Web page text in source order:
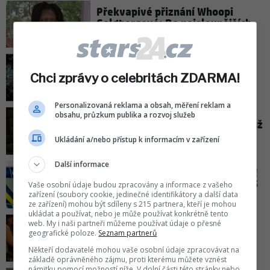
Překvapivé přiznání Whoopi
Goldbergové: Do nejslavnějších
rolí ji původně vůbec nechtěli!
Teploty se vrátí nad tropickou
Přiznání Jiřího Mádla: Malý syn už
si mohl poprvé zahrát ve filmu!
DNA pomohla objasnit pomníček!
Vražda v Karlíně se stala před 15
lety
Nedokázala jsem to! Princezna
Kate opět zavzpomínala na boj s
rakovinou
Chci zprávy o celebritách ZDARMA!
Personalizovaná reklama a obsah, měření reklam a
obsahu, průzkum publika a rozvoj služeb
Ukládání a/nebo přístup k informacím v zařízení
Další informace
Vaše osobní údaje budou zpracovány a informace z vašeho
zařízení (soubory cookie, jedinečné identifikátory a další data
ze zařízení) mohou být sdíleny s 215 partnera, kteří je mohou
ukládat a používat, nebo je může používat konkrétně tento
web. My i naši partneři můžeme používat údaje o přesné
geografické poloze. Seznam partnerů
Někteří dodavatelé mohou vaše osobní údaje zpracovávat na
základě oprávněného zájmu, proti kterému můžete vznést